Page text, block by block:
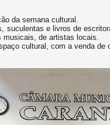
da semana cultural.
suculentas e livros de
musicais, de artistas locais.
cultural, com a venda